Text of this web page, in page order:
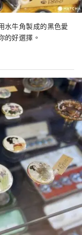
水牛角製成的黑色愛
的好選擇。